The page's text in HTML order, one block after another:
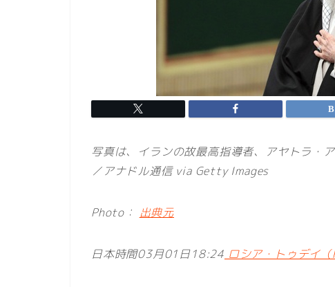
写真は、イランの故最高指導者、アヤトラ・
／アナドル通信 via Getty Images
Photo： 出典元
日本時間03月01日18:24 ロシア・トゥデイ（